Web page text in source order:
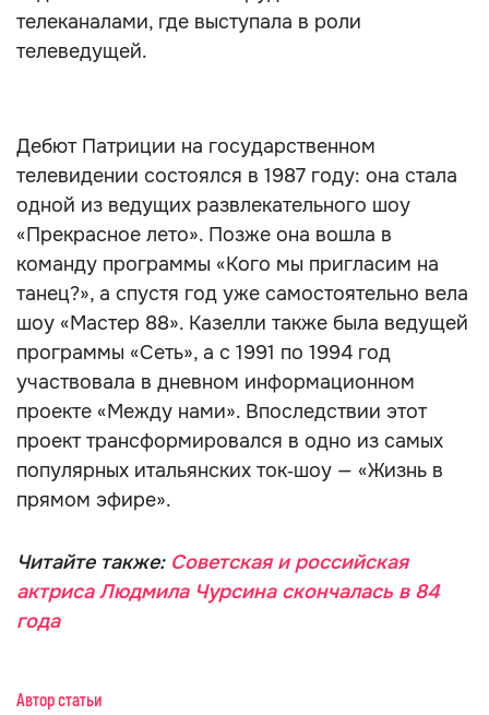
телеканалами, где выступала в роли
телеведущей.
Дебют Патриции на государственном
телевидении состоялся в 1987 году: она стала
одной из ведущих развлекательного шоу
«Прекрасное лето». Позже она вошла в
команду программы «Кого мы пригласим на
танец?», а спустя год уже самостоятельно вела
шоу «Мастер 88». Казелли также была ведущей
программы «Сеть», а с 1991 по 1994 год
участвовала в дневном информационном
проекте «Между нами». Впоследствии этот
проект трансформировался в одно из самых
популярных итальянских ток‑шоу — «Жизнь в
прямом эфире».
Читайте также: Советская и российская
актриса Людмила Чурсина скончалась в 84
года
Автор статьи